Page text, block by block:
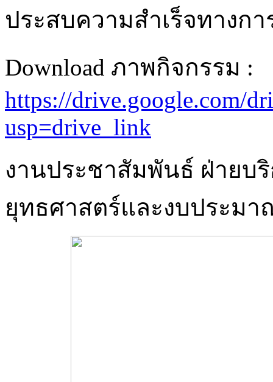
ประสบความสำเร็จทางก
Download ภาพกิจกรรม :
https://drive.google.com/
usp=drive_link
งานประชาสัมพันธ์ ฝ่ายบ
ยุทธศาสตร์และงบประมา